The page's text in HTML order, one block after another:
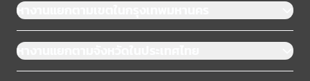
หางานแยกตามเขตในกรุงเทพมหานคร
หางานแยกตามจังหวัดในประเทศไทย